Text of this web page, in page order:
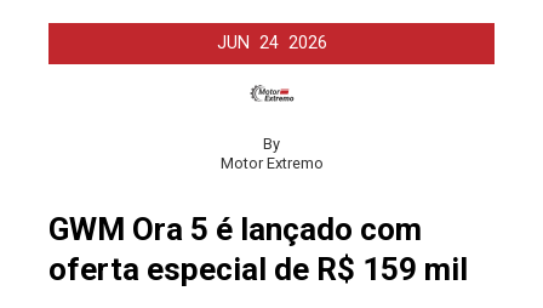
JUN 24 2026
By
Motor Extremo
GWM Ora 5 é lançado com
oferta especial de R$ 159 mil